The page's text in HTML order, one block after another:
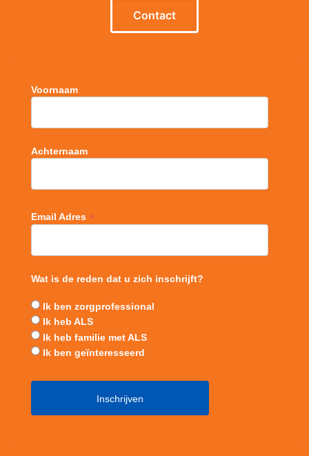
Contact
Voornaam
Achternaam
Email Adres *
Wat is de reden dat u zich inschrijft?
Ik ben zorgprofessional
Ik heb ALS
Ik heb familie met ALS
Ik ben geïnteresseerd